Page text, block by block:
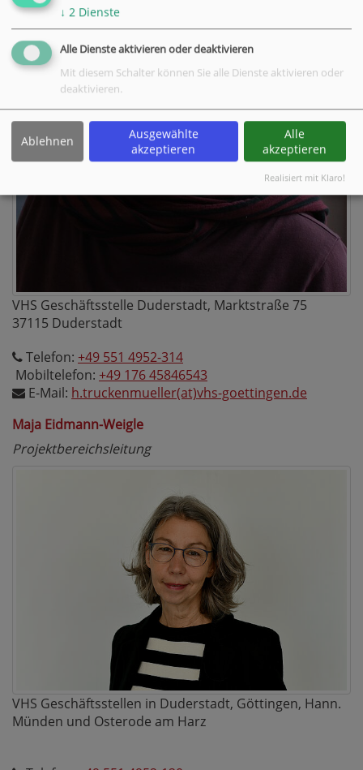
VHS Geschäftsstelle Duderstadt, Marktstraße 75
37115 Duderstadt
Telefon: +49 551 4952-314
Mobiltelefon: +49 176 45846543
E-Mail: h.truckenmueller(at)vhs-goettingen.de
Maja Eidmann-Weigle
Projektbereichsleitung
VHS Geschäftsstellen in Duderstadt, Göttingen, Hann.
Münden und Osterode am Harz
↓ 2 Dienste
Alle Dienste aktivieren oder deaktivieren
Mit diesem Schalter können Sie alle Dienste aktivieren oder
deaktivieren.
Ablehnen
Ausgewählte
akzeptieren
Alle
akzeptieren
Realisiert mit Klaro!